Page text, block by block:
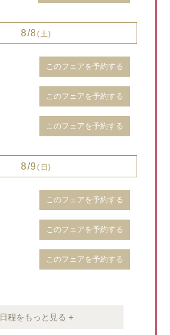
8/8(土)
このフェアを予約する
このフェアを予約する
このフェアを予約する
8/9 (日)
このフェアを予約する
このフェアを予約する
このフェアを予約する
日程をもっと見る +